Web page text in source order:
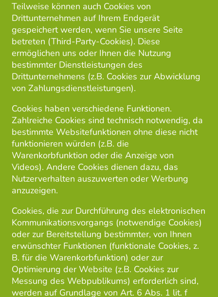
Teilweise können auch Cookies von
Drittunternehmen auf Ihrem Endgerät
gespeichert werden, wenn Sie unsere Seite
betreten (Third-Party-Cookies). Diese
ermöglichen uns oder Ihnen die Nutzung
bestimmter Dienstleistungen des
Drittunternehmens (z.B. Cookies zur Abwicklung
von Zahlungsdienstleistungen).
Cookies haben verschiedene Funktionen.
Zahlreiche Cookies sind technisch notwendig, da
bestimmte Websitefunktionen ohne diese nicht
funktionieren würden (z.B. die
Warenkorbfunktion oder die Anzeige von
Videos). Andere Cookies dienen dazu, das
Nutzerverhalten auszuwerten oder Werbung
anzuzeigen.
Cookies, die zur Durchführung des elektronischen
Kommunikationsvorgangs (notwendige Cookies)
oder zur Bereitstellung bestimmter, von Ihnen
erwünschter Funktionen (funktionale Cookies, z.
B. für die Warenkorbfunktion) oder zur
Optimierung der Website (z.B. Cookies zur
Messung des Webpublikums) erforderlich sind,
werden auf Grundlage von Art. 6 Abs. 1 lit. f